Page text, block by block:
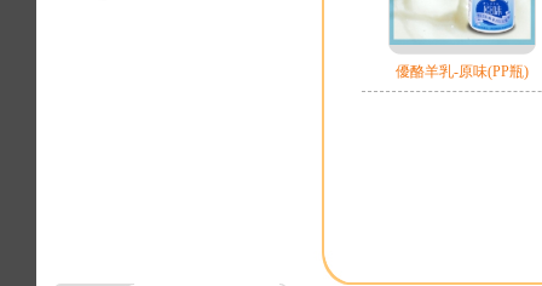
優酪羊乳-原味(PP瓶)